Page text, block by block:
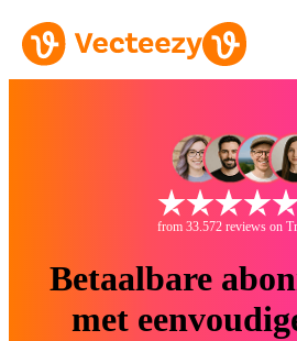
from 33.572 reviews on
Betaalbare
met